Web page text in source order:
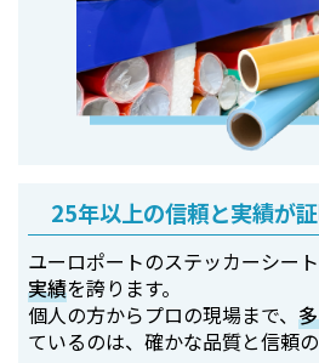
25年以上の信頼と実績が
ユーロポートのステッカーシー
実績を誇ります。
個人の方からプロの現場まで、
ているのは、確かな品質と信頼の